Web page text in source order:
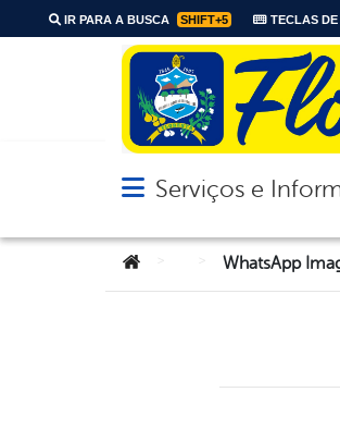
IR PARA A BUSCA SHIFT+5 TECLAS DE
Abrir menu principal de
Serviços e
Você está aqui:WhatsApp